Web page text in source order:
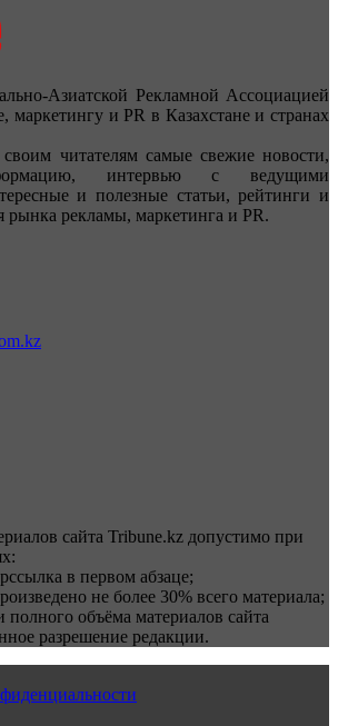
Азиатской Рекламной Ассоциацией
маркетингу и PR в Казахстане и странах
читателям самые свежие новости,
интервью с ведущими
и полезные статьи, рейтинги и
рынка рекламы, маркетинга и PR.
сайта Tribune.kz допустимо при
в первом абзаце;
не более 30% всего материала;
объёма материалов сайта
разрешение редакции.